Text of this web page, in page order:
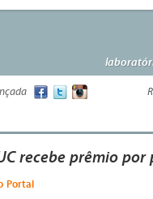
recebe prêmio
Portal